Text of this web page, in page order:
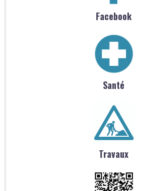
Facebook
Santé
Travaux